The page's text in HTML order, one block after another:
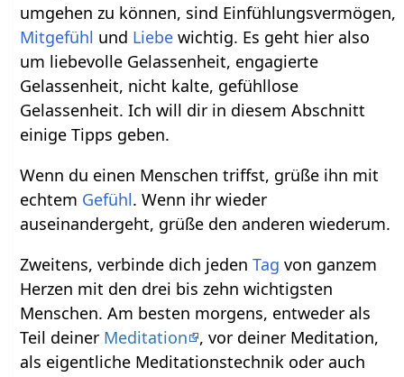
umgehen zu können, sind Einfühlungsvermögen,
Mitgefühl und Liebe wichtig. Es geht hier also
um liebevolle Gelassenheit, engagierte
Gelassenheit, nicht kalte, gefühllose
Gelassenheit. Ich will dir in diesem Abschnitt
einige Tipps geben.
Wenn du einen Menschen triffst, grüße ihn mit
echtem Gefühl. Wenn ihr wieder
auseinandergeht, grüße den anderen wiederum.
Zweitens, verbinde dich jedenTag von ganzem
Herzen mit den drei bis zehn wichtigsten
Menschen. Am besten morgens, entweder als
Teil deiner Meditation
, vor deiner Meditation,
als eigentliche Meditationstechnik oder auch